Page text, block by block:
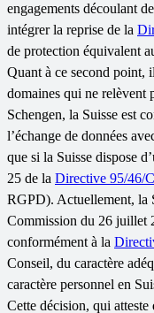
engagements découlant
intégrer la reprise de la
de protection équivalent
Quant à ce second point,
domaines qui ne relèvent
Schengen, la Suisse est
l’échange de données
que si la Suisse dispose
25 de la Directive 95/46/
RGPD). Actuellement, la
Commission du 26 juillet
conformément à la
Conseil, du caractère
caractère personnel en
Cette décision, qui